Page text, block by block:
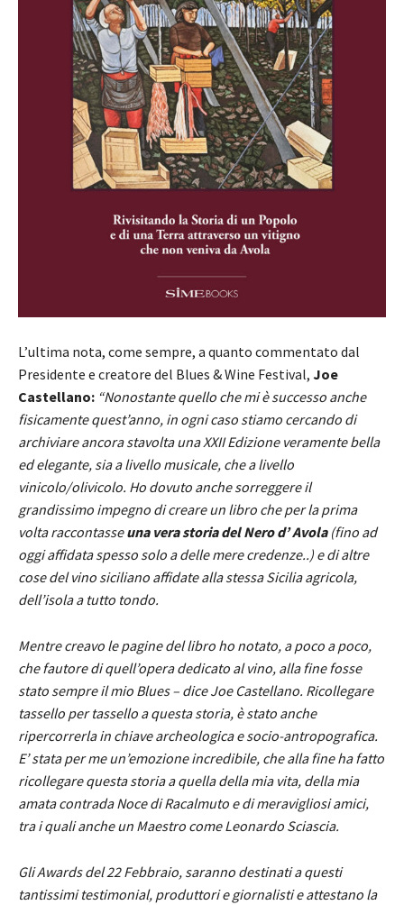
L’ultima nota, come sempre, a quanto commentato dal
Presidente e creatore del Blues & Wine Festival, Joe
Castellano: “Nonostante quello che mi è successo anche
fisicamente quest’anno, in ogni caso stiamo cercando di
archiviare ancora stavolta una XXII Edizione veramente bella
ed elegante, sia a livello musicale, che a livello
vinicolo/olivicolo. Ho dovuto anche sorreggere il
grandissimo impegno di creare un libro che per la prima
volta raccontasseuna vera storia del Nero d’ Avola(fino ad
oggi affidata spesso solo a delle mere credenze..) e di altre
cose del vino siciliano affidate alla stessa Sicilia agricola,
dell’isola a tutto tondo.
Mentre creavo le pagine del libro ho notato, a poco a poco,
che fautore di quell’opera dedicato al vino, alla fine fosse
stato sempre il mio Blues – dice Joe Castellano. Ricollegare
tassello per tassello a questa storia, è stato anche
ripercorrerla in chiave archeologica e socio-antropografica.
E’ stata per me un’emozione incredibile, che alla fine ha fatto
ricollegare questa storia a quella della mia vita, della mia
amata contrada Noce di Racalmuto e di meravigliosi amici,
tra i quali anche un Maestro come Leonardo Sciascia.
Gli Awards del 22 Febbraio, saranno destinati a questi
tantissimi testimonial, produttori e giornalisti e attestano la